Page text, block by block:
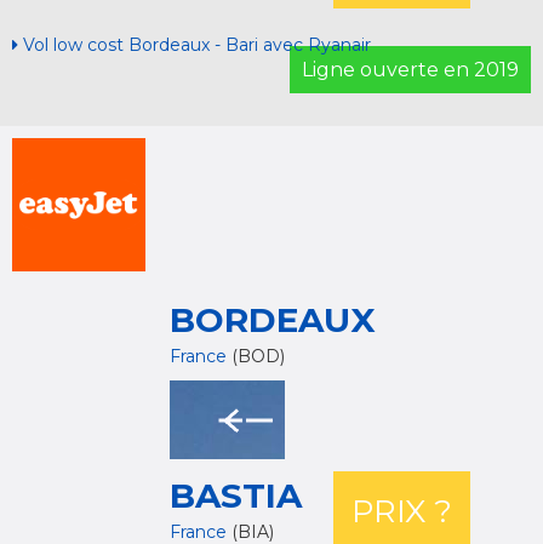
Vol low cost Bordeaux - Bari avec Ryanair
Ligne ouverte en 2019
BORDEAUX
France (BOD)
BASTIA
France (BIA)
PRIX ?